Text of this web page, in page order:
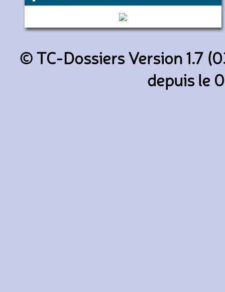
10472 (Keolis Lille
© TC-Dossiers Version 1.7
depuis le